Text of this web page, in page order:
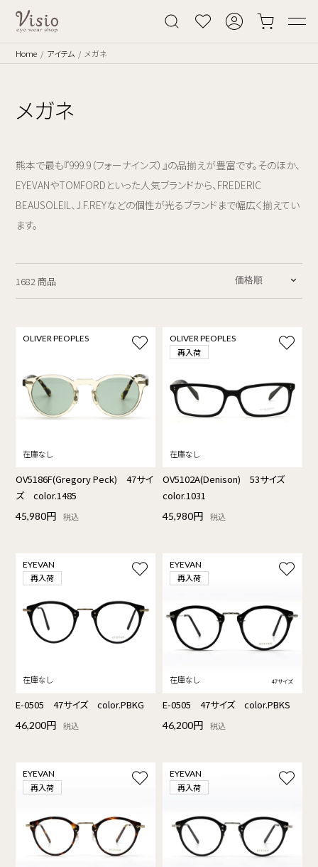
Home アイテム メガネ
メガネ
熊本で最も『999.9（フォーナインズ）』の品揃えが豊富です。そのほか、
EYEVANやTOMFORDといった人気ブランドから、FREDERIC
BEAUSOLEIL、J.F.REYなどの個性が光るブランドまで幅広く揃えてい
ます。
1682 商品
OLIVER PEOPLES
OV5186F(Gregory Peck) 47サイ
ズ color.1485
45,980円 税込
OLIVER PEOPLES
再入荷
OV5102A(Denison) 53サイズ
color.1031
45,980円 税込
EYEVAN
再入荷
E-0505 47サイズ color.PBKG
46,200円 税込
EYEVAN
再入荷
E-0505 47サイズ color.PBKS
46,200円 税込
EYEVAN
再入荷
EYEVAN
再入荷